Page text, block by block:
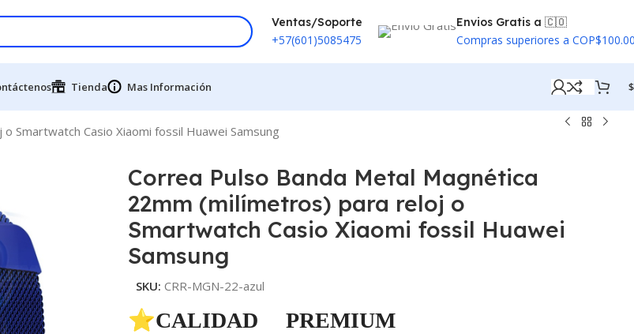
Ventas/Soporte
+57(601)5085475
Envios Gratis a 🇨🇴
Compras superiores a
Tienda Mas Información $
Smartwatch Casio Xiaomi fossil Huawei Samsung
Correa Pulso Banda Metal Magnética
22mm (milímetros) para reloj o
Smartwatch Casio Xiaomi fossil Huawei
Samsung
SKU: CRR-MGN-22-azul
⭐CALIDAD PREMIUM